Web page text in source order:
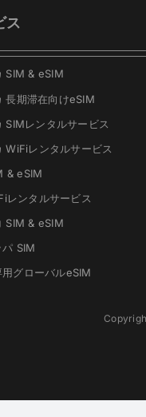
ス
SIM & eSIM
長期滞在向けeSIM
SIMレンタルサービス
WiFiレンタルサービス
& eSIM
レンタルサービス
SIM & eSIM
パ SIM
用グローバルeSIM